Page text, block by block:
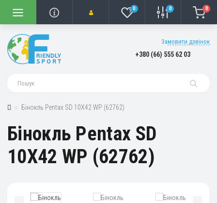
0 0 0
Замовити дзвінок
+380 (66) 555 62 03
Бінокль Pentax SD 10X42 WP (62762)
Бінокль Pentax SD
10X42 WP (62762)